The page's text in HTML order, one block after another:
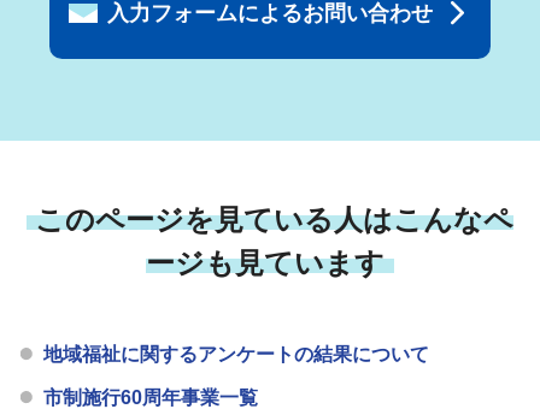
入力フォームによるお問い合わせ
このページを見ている人はこんなペ
ージも見ています
地域福祉に関するアンケートの結果について
市制施行60周年事業一覧